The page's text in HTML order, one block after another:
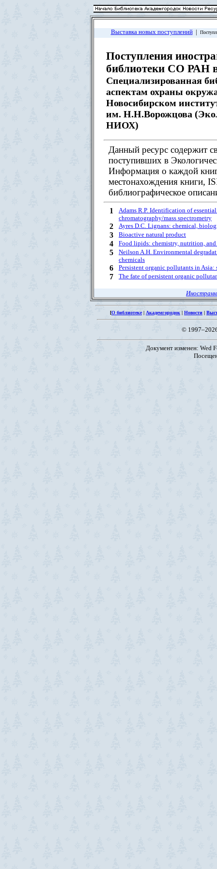
Выставка новых поступлений|
Поступления
библиотеки СО РАН в
Специализированная
аспектам охраны
Новосибирском
им. Н.Н.Ворожцова
НИОХ)
Данный ресурс содержит
поступивших в
Информация о каждой
местонахождения книги,
библиографическое
1
Adams R.P. Identification of
chromatography/mass spectrometry
2 Ayres D.C. Lignans: chemical,
3 Bioactive natural product
4 Food lipids: chemistry, nutrition,
5
Neilson A.H. Environmental
chemicals
6 Persistent organic pollutants in
7 The fate of persistent organic
[О библиотеке| Академгородок | Новости |
©
Документ изменен: Wed